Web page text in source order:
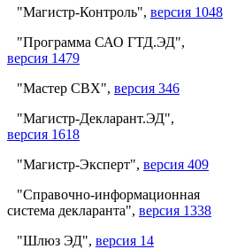
"Магистр-Контроль", версия 1048
"Программа САО ГТД.ЭД",
версия 1479
"Мастер СВХ", версия 346
"Магистр-Декларант.ЭД",
версия 1618
"Магистр-Эксперт", версия 409
"Справочно-информационная
система декларанта", версия 1338
"Шлюз ЭД", версия 14